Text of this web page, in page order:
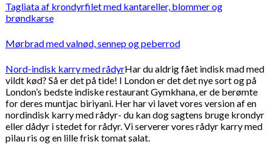
Tagliata af krondyrfilet med kantareller, blommer og
brøndkarse
Mørbrad med valnød, sennep og peberrod
Nord-indisk karry med rådyrHar du aldrig fået indisk mad med
vildt kød? Så er det på tide! I London er det det nye sort og på
London’s bedste indiske restaurant Gymkhana, er de berømte
for deres muntjac biriyani. Her har vi lavet vores version af en
nordindisk karry med rådyr- du kan dog sagtens bruge krondyr
eller dådyr i stedet for rådyr. Vi serverer vores rådyr karry med
pilau ris og en lille frisk tomat salat.